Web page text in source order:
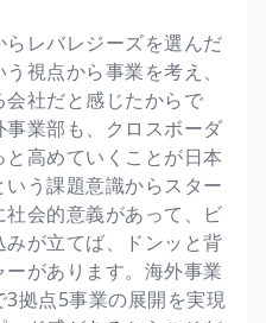
レバレジーズを選んだ
視点から事業を考え、
社だと感じたからで
業部も、クロスボーダ
高めていくことが日本
う課題意識からスター
社会的意義があって、ビ
が立てば、ドンッと背
があります。海外事業
拠点5事業の展開を実現